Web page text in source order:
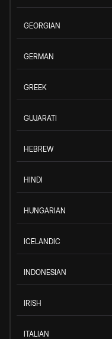
GEORGIAN
GERMAN
GREEK
GUJARATI
HEBREW
HINDI
HUNGARIAN
ICELANDIC
INDONESIAN
IRISH
ITALIAN